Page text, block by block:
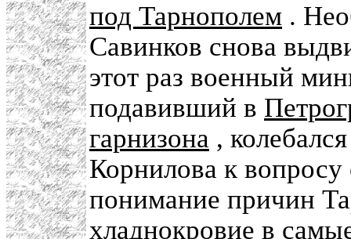
под Тарнополем .
Савинков снова
этот раз военный
подавивший в
гарнизона ,
Корнилова к вопросу
понимание причин
хладнокровие в